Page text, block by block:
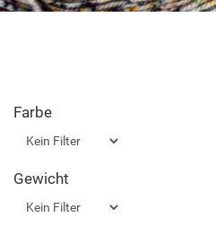
Farbe
Gewicht